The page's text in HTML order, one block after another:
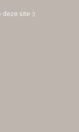
site :)